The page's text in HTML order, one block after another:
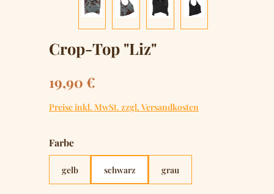
Crop-Top "Liz"
Regulärer Preis:
19,90 €
Preise inkl. MwSt. zzgl. Versandkosten
Farbeauswählen
gelb schwarz grau